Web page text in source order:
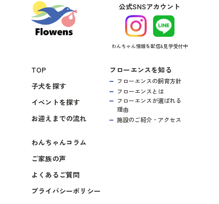
公式SNSアカウント
わんちゃん情報を配信&見学受付中
TOP
子犬を探す
イベントを探す
お迎えまでの流れ
フローエンスを知る
フローエンスの飼育方針
フローエンスとは
フローエンスが選ばれる
理由
施設のご紹介・アクセス
わんちゃんコラム
ご家族の声
よくあるご質問
プライバシーポリシー